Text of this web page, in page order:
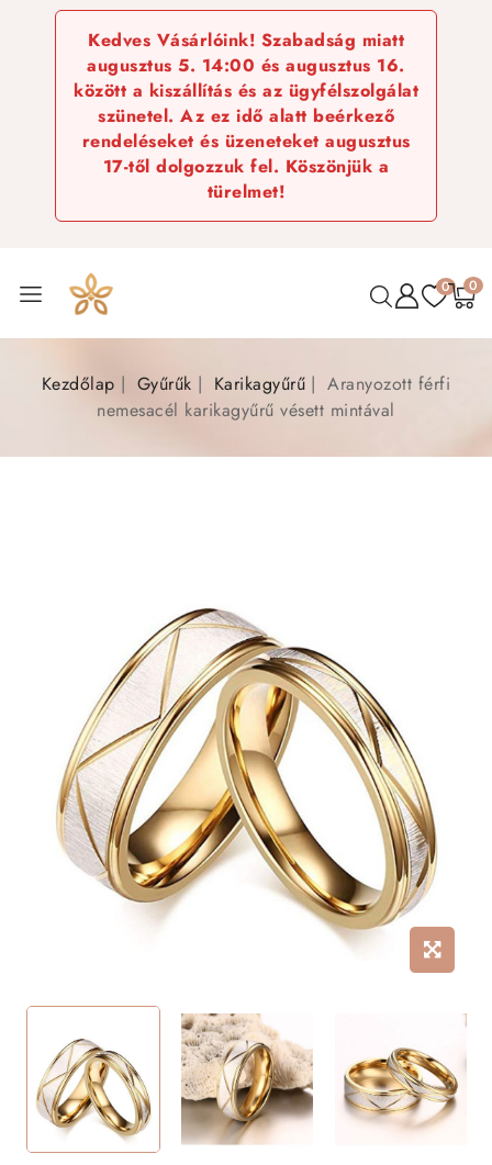
Kedves Vásárlóink! Szabadság miatt
augusztus 5. 14:00 és augusztus 16.
között a kiszállítás és az ügyfélszolgálat
szünetel. Az ez idő alatt beérkező
rendeléseket és üzeneteket augusztus
17-től dolgozzuk fel. Köszönjük a
türelmet!
0 0
Kezdőlap Gyűrűk Karikagyűrű
Aranyozott férfi
nemesacél karikagyűrű vésett mintával